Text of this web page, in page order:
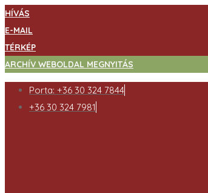
HÍVÁS
E-MAIL
TÉRKÉP
ARCHÍV WEBOLDAL MEGNYITÁS
Porta: +36 30 324 7844
+36 30 324 7981